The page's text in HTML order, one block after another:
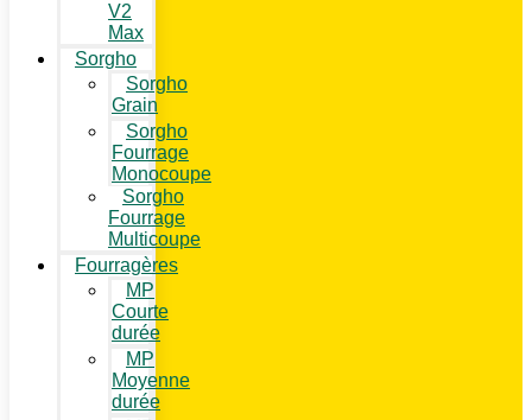
V2
Max
Sorgho
Sorgho
Grain
Sorgho
Fourrage
Monocoupe
Sorgho
Fourrage
Multicoupe
Fourragères
MP
Courte
durée
MP
Moyenne
durée